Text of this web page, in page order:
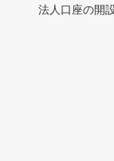
法人口座の開